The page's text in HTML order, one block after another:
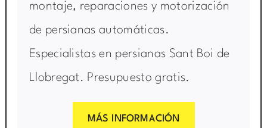
montaje, reparaciones y motorización
de persianas automáticas.
Especialistas en persianas Sant Boi de
Llobregat. Presupuesto gratis.
MÁS INFORMACIÓN